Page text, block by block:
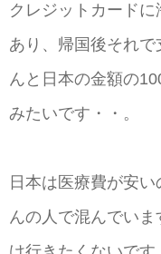
クレジットカード
あり、帰国後それ
んと日本の金額の
みたいです・・。
日本は医療費が安
んの人で混んでい